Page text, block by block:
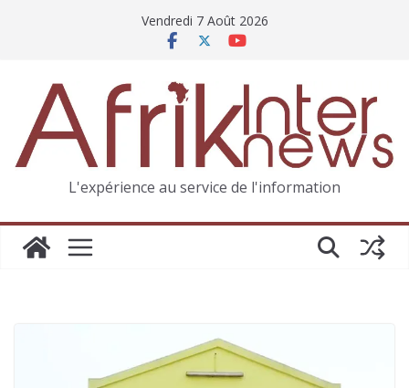
Vendredi 7 Août 2026
L'expérience au service de l'information